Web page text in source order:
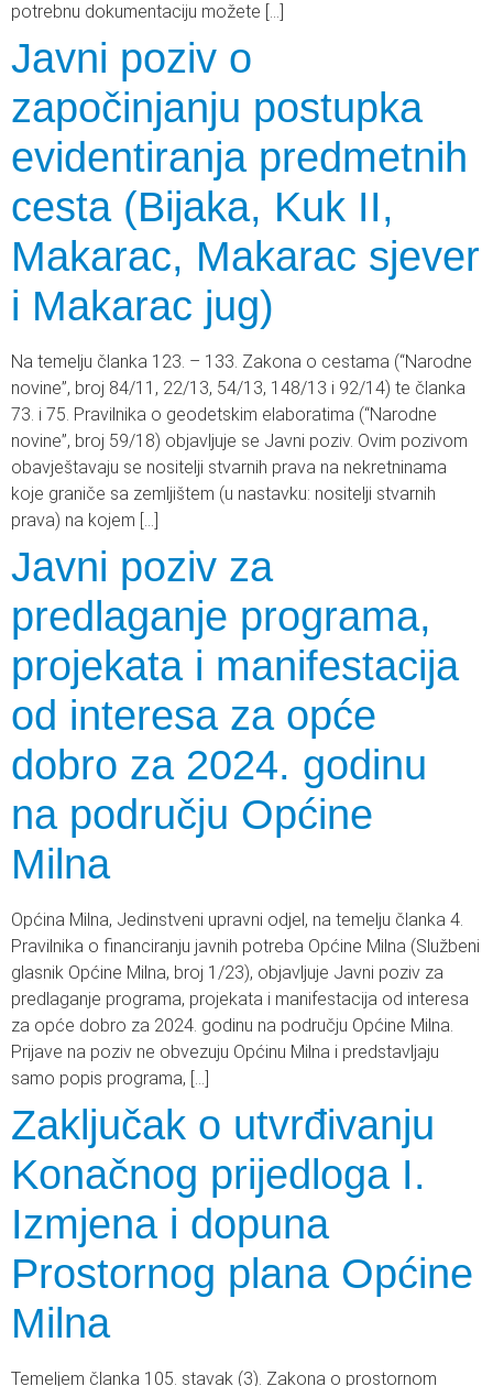
potrebnu dokumentaciju možete […]
Javni poziv o
započinjanju postupka
evidentiranja predmetnih
cesta (Bijaka, Kuk II,
Makarac, Makarac sjever
i Makarac jug)
Na temelju članka 123. – 133. Zakona o cestama (“Narodne
novine”, broj 84/11, 22/13, 54/13, 148/13 i 92/14) te članka
73. i 75. Pravilnika o geodetskim elaboratima (“Narodne
novine”, broj 59/18) objavljuje se Javni poziv. Ovim pozivom
obavještavaju se nositelji stvarnih prava na nekretninama
koje graniče sa zemljištem (u nastavku: nositelji stvarnih
prava) na kojem […]
Javni poziv za
predlaganje programa,
projekata i manifestacija
od interesa za opće
dobro za 2024. godinu
na području Općine
Milna
Općina Milna, Jedinstveni upravni odjel, na temelju članka 4.
Pravilnika o financiranju javnih potreba Općine Milna (Službeni
glasnik Općine Milna, broj 1/23), objavljuje Javni poziv za
predlaganje programa, projekata i manifestacija od interesa
za opće dobro za 2024. godinu na području Općine Milna.
Prijave na poziv ne obvezuju Općinu Milna i predstavljaju
samo popis programa, […]
Zaključak o utvrđivanju
Konačnog prijedloga I.
Izmjena i dopuna
Prostornog plana Općine
Milna
Temeljem članka 105. stavak (3). Zakona o prostornom